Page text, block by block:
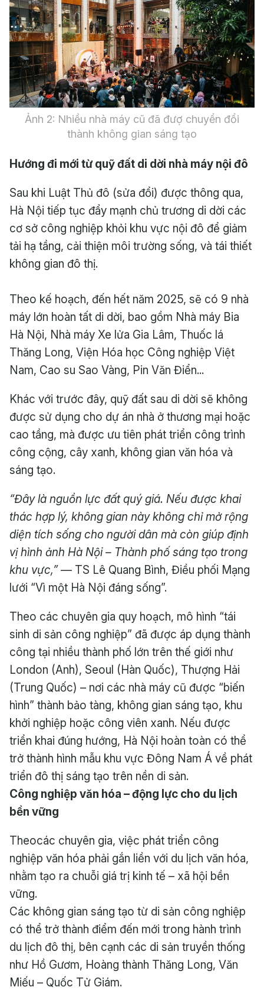
Ảnh 2: Nhiều nhà máy cũ đã đượ chuyển đổi
thành không gian sáng tạo
Hướng đi mới từ quỹ đất di dời nhà máy nội đô
Sau khi Luật Thủ đô (sửa đổi) được thông qua,
Hà Nội tiếp tục đẩy mạnh chủ trương di dời các
cơ sở công nghiệp khỏi khu vực nội đô để giảm
tải hạ tầng, cải thiện môi trường sống, và tái thiết
không gian đô thị.
Theo kế hoạch, đến hết năm 2025, sẽ có 9 nhà
máy lớn hoàn tất di dời, bao gồm Nhà máy Bia
Hà Nội, Nhà máy Xe lửa Gia Lâm, Thuốc lá
Thăng Long, Viện Hóa học Công nghiệp Việt
Nam, Cao su Sao Vàng, Pin Văn Điển...
Khác với trước đây, quỹ đất sau di dời sẽ không
được sử dụng cho dự án nhà ở thương mại hoặc
cao tầng, mà được ưu tiên phát triển công trình
công cộng, cây xanh, không gian văn hóa và
sáng tạo.
“Đây là nguồn lực đất quý giá. Nếu được khai
thác hợp lý, không gian này không chỉ mở rộng
diện tích sống cho người dân mà còn giúp định
vị hình ảnh Hà Nội – Thành phố sáng tạo trong
khu vực,”— TS Lê Quang Bình, Điều phối Mạng
lưới “Vì một Hà Nội đáng sống”.
Theo các chuyên gia quy hoạch, mô hình “tái
sinh di sản công nghiệp” đã được áp dụng thành
công tại nhiều thành phố lớn trên thế giới như
London (Anh), Seoul (Hàn Quốc), Thượng Hải
(Trung Quốc) – nơi các nhà máy cũ được “biến
hình” thành bảo tàng, không gian sáng tạo, khu
khởi nghiệp hoặc công viên xanh. Nếu được
triển khai đúng hướng, Hà Nội hoàn toàn có thể
trở thành hình mẫu khu vực Đông Nam Á về phát
triển đô thị sáng tạo trên nền di sản.
Công nghiệp văn hóa – động lực cho du lịch
bền vững
Theocác chuyên gia, việc phát triển công
nghiệp văn hóa phải gắn liền với du lịch văn hóa,
nhằm tạo ra chuỗi giá trị kinh tế – xã hội bền
vững.
Các không gian sáng tạo từ di sản công nghiệp
có thể trở thành điểm đến mới trong hành trình
du lịch đô thị, bên cạnh các di sản truyền thống
như Hồ Gươm, Hoàng thành Thăng Long, Văn
Miếu – Quốc Tử Giám.